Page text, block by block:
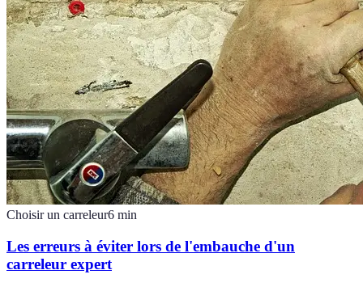
Choisir un carreleur6 min
Les erreurs à éviter lors de l'embauche d'un
carreleur expert